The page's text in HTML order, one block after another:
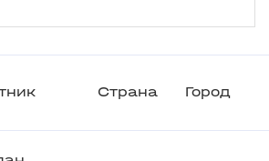
Страна Город